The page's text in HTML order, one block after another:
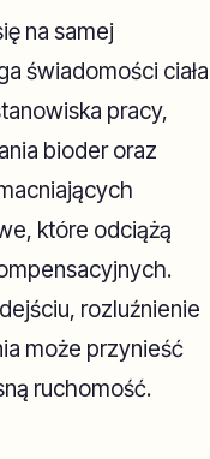
na samej
świadomości ciała
pracy,
bioder oraz
które odciążą
rozluźnienie
może przynieść
ruchomość.